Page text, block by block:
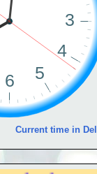
Current time in